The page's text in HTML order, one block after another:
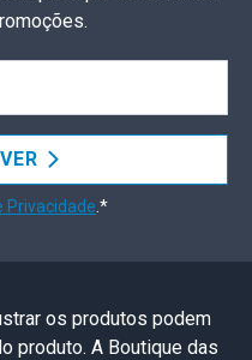
Privacidade .*
os produtos podem
produto. A Boutique das